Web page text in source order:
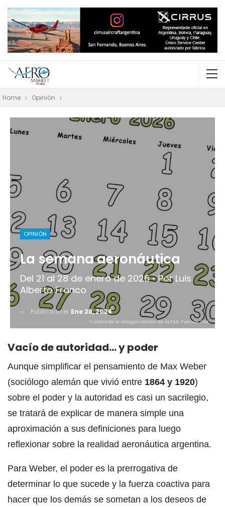
Home Opinión
OPINIÓN
La semana aeronáutica
Del 21 al 28 de enero de 2026 • Por Luis
Alberto Franco
Publicado el Ene 28, 2026
Cuadro de la reorganización de la FAA. Fuente: FAA.
Vacío de autoridad… y poder
Aunque simplificar el pensamiento de Max Weber
(sociólogo alemán que vivió entre 1864 y 1920)
sobre el poder y la autoridad es casi un sacrilegio,
se tratará de explicar de manera simple una
aproximación a sus definiciones para luego
reflexionar sobre la realidad aeronáutica argentina.
Para Weber, el poder es la prerrogativa de
determinar lo que sucede y la fuerza coactiva para
hacer que los demás se sometan a los deseos de